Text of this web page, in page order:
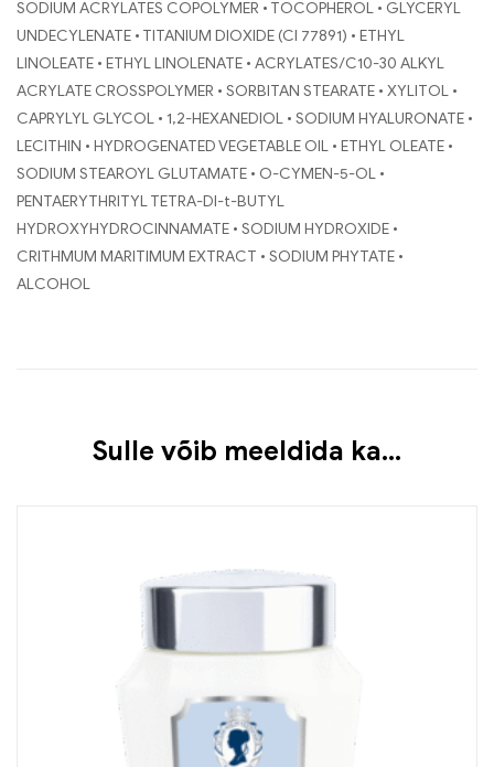
SODIUM ACRYLATES COPOLYMER • TOCOPHEROL • GLYCERYL
UNDECYLENATE • TITANIUM DIOXIDE (CI 77891) • ETHYL
LINOLEATE • ETHYL LINOLENATE • ACRYLATES/C10-30 ALKYL
ACRYLATE CROSSPOLYMER • SORBITAN STEARATE • XYLITOL •
CAPRYLYL GLYCOL • 1,2-HEXANEDIOL • SODIUM HYALURONATE •
LECITHIN • HYDROGENATED VEGETABLE OIL • ETHYL OLEATE •
SODIUM STEAROYL GLUTAMATE • O-CYMEN-5-OL •
PENTAERYTHRITYL TETRA-DI-t-BUTYL
HYDROXYHYDROCINNAMATE • SODIUM HYDROXIDE •
CRITHMUM MARITIMUM EXTRACT • SODIUM PHYTATE •
ALCOHOL
Sulle võib meeldida ka…